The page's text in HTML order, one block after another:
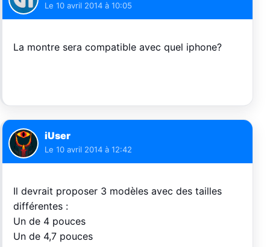
Le 10 avril 2014 à 10:05
La montre sera compatible avec quel iphone?
iUser
Le 10 avril 2014 à 12:42
Il devrait proposer 3 modèles avec des tailles
différentes :
Un de 4 pouces
Un de 4,7 pouces